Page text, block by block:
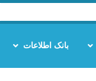
بانک اطلاعات